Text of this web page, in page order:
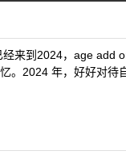
来到2024，age add
。2024 年，好好对